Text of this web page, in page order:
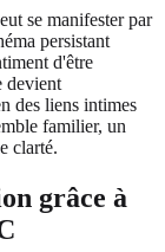
se manifester par
persistant
d'être
devient
des liens intimes
familier, un
clarté.
grâce à